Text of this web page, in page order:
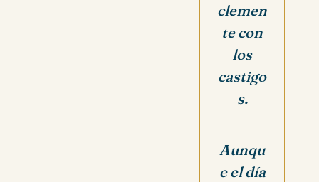
clemen
te con
los
castigo
s.
Aunqu
e el día